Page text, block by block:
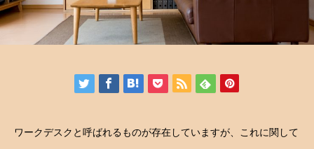
ワークデスクと呼ばれるものが存在していますが、これに関して